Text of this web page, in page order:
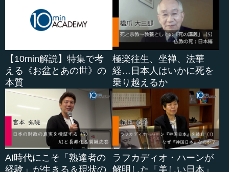
【10min解説】特集で考
える《お盆とあの世》の
本質
極楽往生、坐禅、法華
経…日本人はいかに死を
乗り越えるか
AI時代にこそ「熟達者の
経験」が生きる＆現状の
ラフカディオ・ハーンが
解明した「美しい日本」